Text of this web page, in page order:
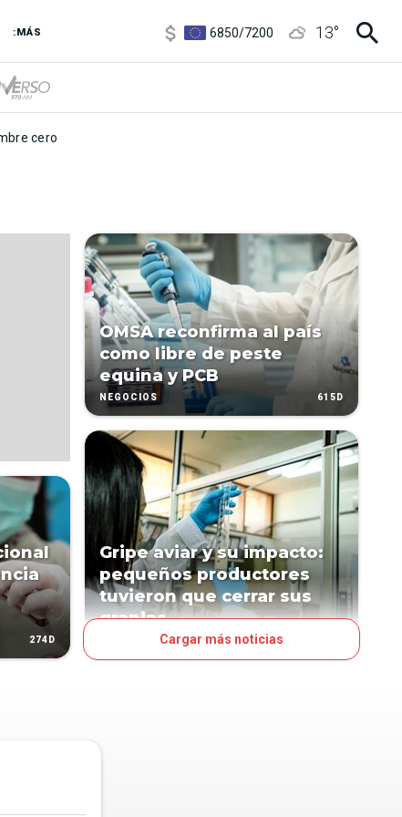
:MÁS
6850/7200
13°
cero
274D
OMSA reconfirma al país
como libre de peste
equina y PCB
NEGOCIOS 615D
Gripe aviar y su impacto:
pequeños productores
tuvieron que cerrar sus
granjas
Cargar más noticias